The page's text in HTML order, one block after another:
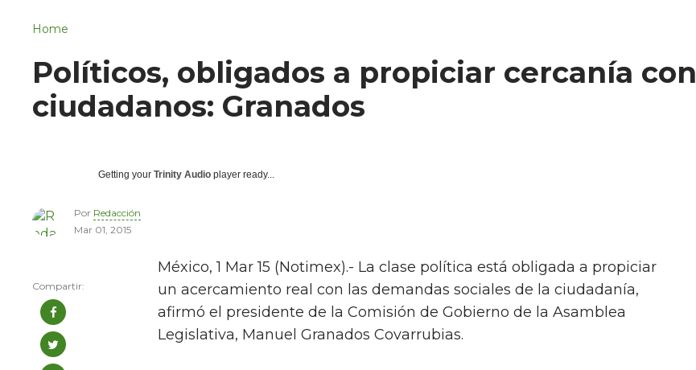
Home
Políticos, obligados a propiciar cercanía con
ciudadanos: Granados
Getting your Trinity Audio player ready...
Por Redacción
Mar 01, 2015
México, 1 Mar 15 (Notimex).- La clase política está obligada a propiciar
un acercamiento real con las demandas sociales de la ciudadanía,
afirmó el presidente de la Comisión de Gobierno de la Asamblea
Legislativa, Manuel Granados Covarrubias.